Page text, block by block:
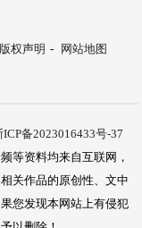
版权声明 -
网站地图
ICP备2023016433号-37
等资料均来自互联网，
关作品的原创性、文中
您发现本网站上有侵犯